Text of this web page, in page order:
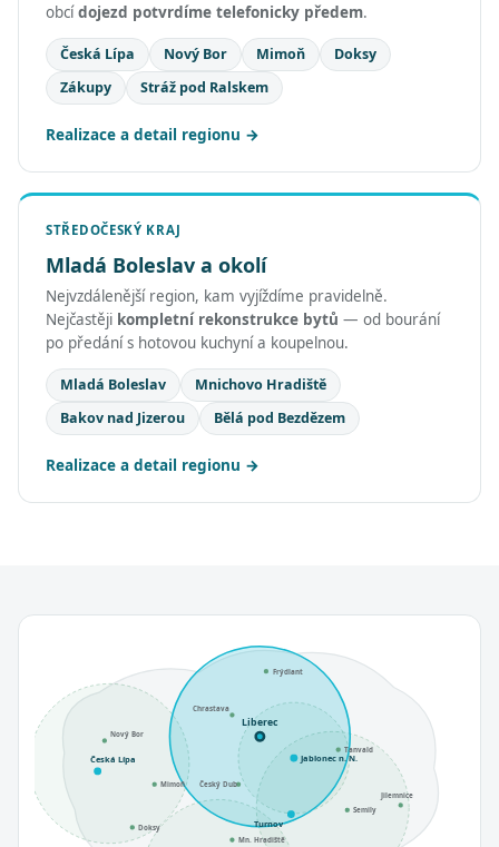
obcídojezd potvrdíme telefonicky předem.
Česká Lípa Nový Bor Mimoň
Doksy
Zákupy
Stráž pod Ralskem
Realizace a detail regionu
STŘEDOČESKÝ KRAJ
Mladá Boleslav a okolí
Nejvzdálenější region, kam vyjíždíme pravidelně.
Nejčastěji kompletní rekonstrukce bytů — od bourání
po předání s hotovou kuchyní a koupelnou.
Mladá Boleslav
Mnichovo Hradiště
Bakov nad Jizerou
Bělá pod Bezdězem
Realizace a detail regionu
Liberec
Jablonec n. N.
Turnov
Česká Lípa
Chrastava
Frýdlant
Tanvald
Semily
Jilemnice
Nový Bor
Mimoň
Doksy
Mn. Hradiště
Český Dub